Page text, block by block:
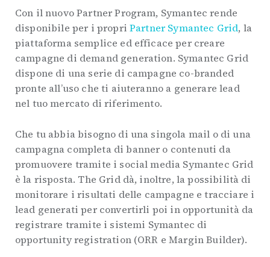
Con il nuovo Partner Program, Symantec rende
disponibile per i propriPartner Symantec Grid, la
piattaforma semplice ed efficace per creare
campagne di demand generation. Symantec Grid
dispone di una serie di campagne co-branded
pronte all’uso che ti aiuteranno a generare lead
nel tuo mercato di riferimento.
Che tu abbia bisogno di una singola mail o di una
campagna completa di banner o contenuti da
promuovere tramite i social media Symantec Grid
è la risposta. The Grid dà, inoltre, la possibilità di
monitorare i risultati delle campagne e tracciare i
lead generati per convertirli poi in opportunità da
registrare tramite i sistemi Symantec di
opportunity registration (ORR e Margin Builder).